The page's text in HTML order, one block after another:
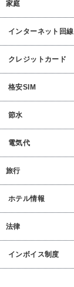
家庭
インターネット回線
クレジットカード
格安SIM
節水
電気代
旅行
ホテル情報
法律
インボイス制度